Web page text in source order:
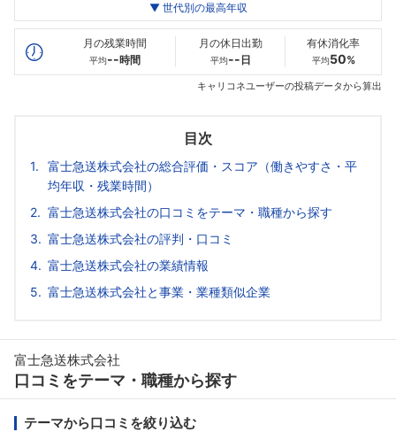
最高年収
20代
--万
30代
--万
--万
▼ 世代別の最高年収
月の残業時間
平均--時間
月の休日出勤
平均-- 日
有休消化率
平均50%
キャリコネユーザーの投稿データから算出
目次
富士急送株式会社の総合評価・スコア（働きやすさ・平
均年収・残業時間）
富士急送株式会社の口コミをテーマ・職種から探す
富士急送株式会社の評判・口コミ
富士急送株式会社の業績情報
富士急送株式会社と事業・業種類似企業
富士急送株式会社
口コミをテーマ・職種から探す
テーマから口コミを絞り込む